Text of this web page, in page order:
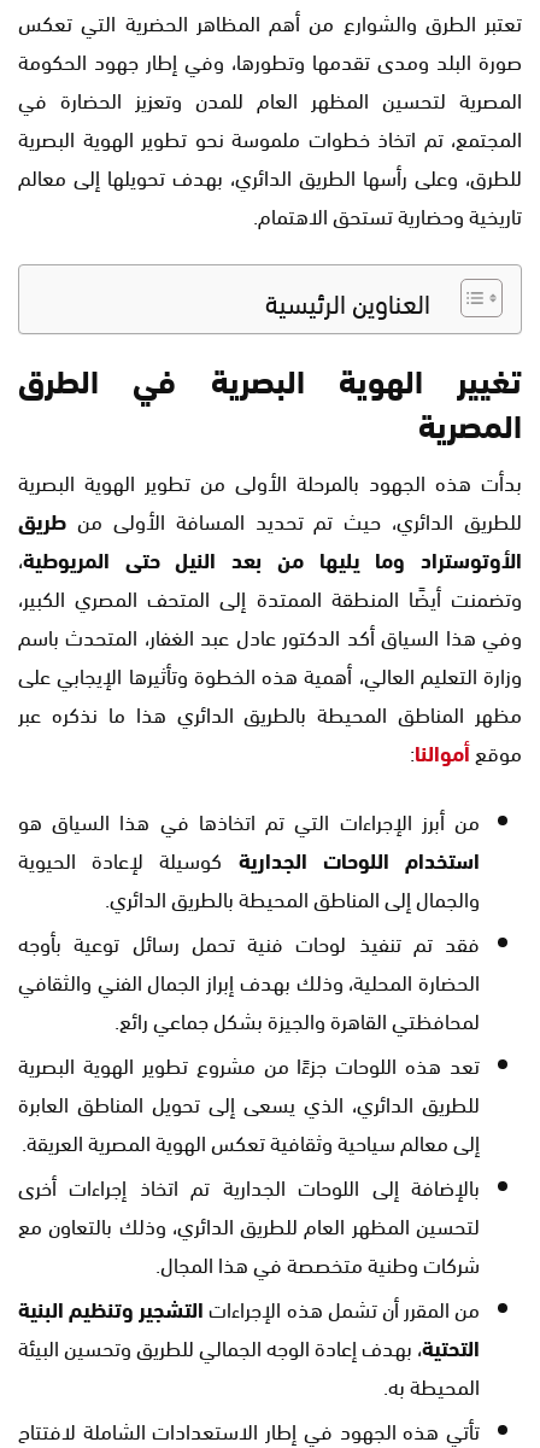
تعتبر الطرق والشوارع من أهم المظاهر الحضرية التي تعكس
صورة البلد ومدى تقدمها وتطورها، وفي إطار جهود الحكومة
المصرية لتحسين المظهر العام للمدن وتعزيز الحضارة في
المجتمع، تم اتخاذ خطوات ملموسة نحو تطوير الهوية البصرية
للطرق، وعلى رأسها الطريق الدائري، بهدف تحويلها إلى معالم
تاريخية وحضارية تستحق الاهتمام.
العناوين الرئيسية
تغيير الهوية البصرية في الطرق
المصرية
بدأت هذه الجهود بالمرحلة الأولى من تطوير الهوية البصرية
للطريق الدائري، حيث تم تحديد المسافة الأولى من طريق
الأوتوستراد وما يليها من بعد النيل حتى المريوطية،
وتضمنت أيضًا المنطقة الممتدة إلى المتحف المصري الكبير،
وفي هذا السياق أكد الدكتور عادل عبد الغفار، المتحدث باسم
وزارة التعليم العالي، أهمية هذه الخطوة وتأثيرها الإيجابي على
مظهر المناطق المحيطة بالطريق الدائري هذا ما نذكره عبر
موقعأموالنا:
من أبرز الإجراءات التي تم اتخاذها في هذا السياق هو
استخدام اللوحات الجدارية كوسيلة لإعادة الحيوية
والجمال إلى المناطق المحيطة بالطريق الدائري.
فقد تم تنفيذ لوحات فنية تحمل رسائل توعية بأوجه
الحضارة المحلية، وذلك بهدف إبراز الجمال الفني والثقافي
لمحافظتي القاهرة والجيزة بشكل جماعي رائع.
تعد هذه اللوحات جزءًا من مشروع تطوير الهوية البصرية
للطريق الدائري، الذي يسعى إلى تحويل المناطق العابرة
إلى معالم سياحية وثقافية تعكس الهوية المصرية العريقة.
بالإضافة إلى اللوحات الجدارية تم اتخاذ إجراءات أخرى
لتحسين المظهر العام للطريق الدائري، وذلك بالتعاون مع
شركات وطنية متخصصة في هذا المجال.
من المقرر أن تشمل هذه الإجراءاتالتشجير وتنظيم البنية
التحتية، بهدف إعادة الوجه الجمالي للطريق وتحسين البيئة
المحيطة به.
تأتي هذه الجهود في إطار الاستعدادات الشاملة لافتتاح